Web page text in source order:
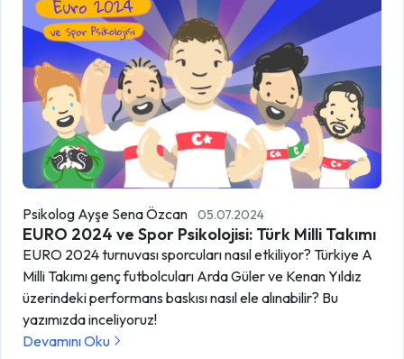
Psikolog Ayşe Sena Özcan 05.07.2024
EURO 2024 ve Spor Psikolojisi: Türk Milli Takımı
EURO 2024 turnuvası sporcuları nasıl etkiliyor? Türkiye A
Milli Takımı genç futbolcuları Arda Güler ve Kenan Yıldız
üzerindeki performans baskısı nasıl ele alınabilir? Bu
yazımızda inceliyoruz!
Devamını Oku